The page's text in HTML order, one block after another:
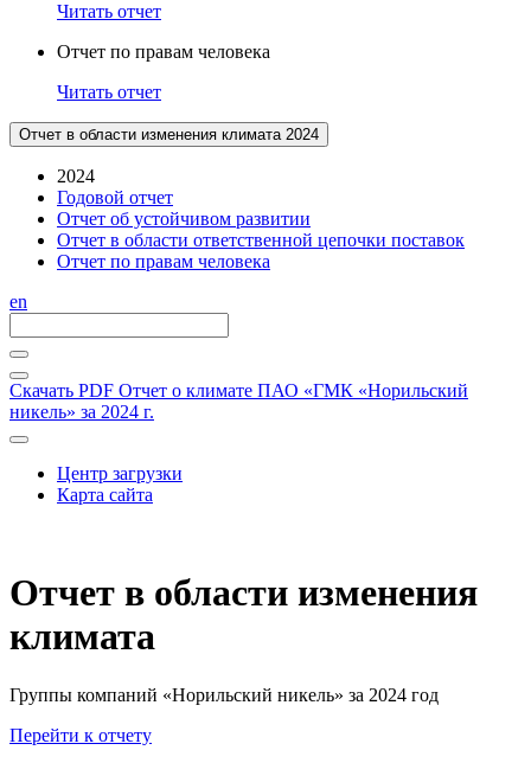
Читать отчет
Отчет по правам человека
Читать отчет
Отчет в области изменения климата 2024
2024
Годовой отчет
Отчет об устойчивом развитии
Отчет в области ответственной цепочки поставок
Отчет по правам человека
en
Скачать PDF Отчет о климате ПАО «ГМК «Норильский
никель» за 2024 г.
Центр загрузки
Карта сайта
Отчет в области изменения
климата
Группы компаний «Норильский никель» за 2024 год
Перейти к отчету